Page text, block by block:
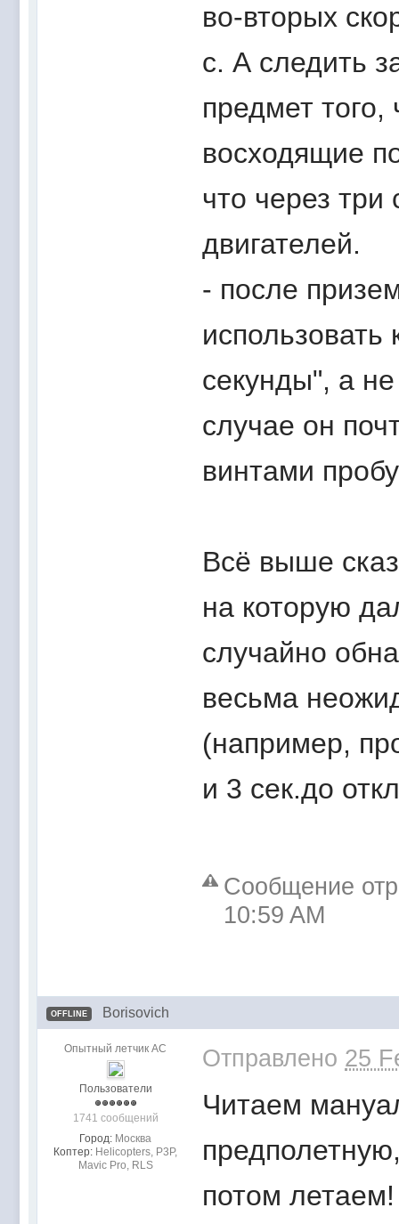
во-вторых
с. А следить
предмет того,
восходящие
что через
двигателей.
- после
секунды", а не
случае он
винтами
Всё выше
на которую
случайно
весьма
(например,
и 3 сек.до
Сообщение
10:59 AM
OFFLINE Borisovich
Опытный летчик АС
Пользователи
1741 сообщений
Город: Москва
Коптер: Helicopters, P3P,
Mavic Pro, RLS
Отправлено 25
Читаем
потом летаем!